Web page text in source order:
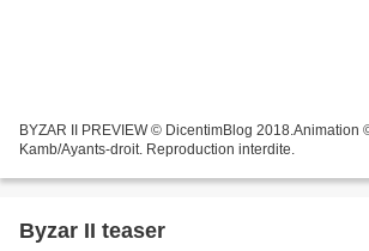
BYZAR II PREVIEW © DicentimBlog 2018.Animation © Méfé. Illustrations ©
Kamb/Ayants-droit. Reproduction interdite.
Byzar II teaser